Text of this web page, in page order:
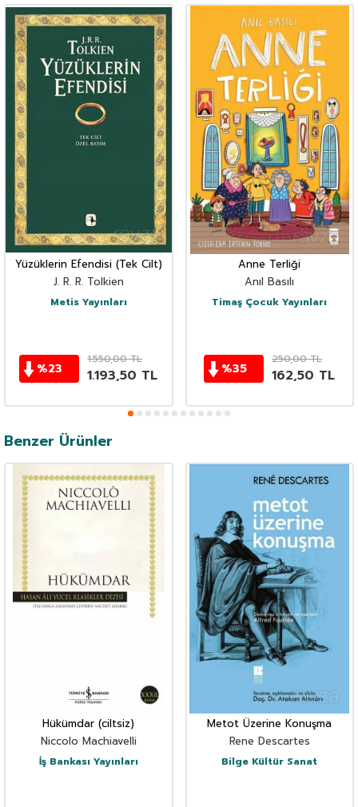
Yüzüklerin Efendisi (Tek Cilt)
J. R. R. Tolkien
Metis Yayınları
%23
1.550,00TL
1.193,50 TL
Anne Terliği
Anıl Basılı
Timaş Çocuk Yayınları
%35
250,00TL
162,50 TL
Benzer Ürünler
Hükümdar (ciltsiz)
Niccolo Machiavelli
İş Bankası Yayınları
Metot Üzerine Konuşma
Rene Descartes
Bilge Kültür Sanat